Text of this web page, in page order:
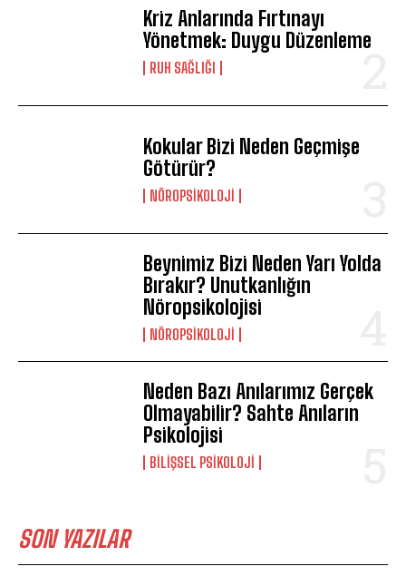
Kriz Anlarında Fırtınayı
Yönetmek: Duygu Düzenleme
⁠RUH SAĞLIĞI
Kokular Bizi Neden Geçmişe
Götürür?
NÖROPSIKOLOJI
Beynimiz Bizi Neden Yarı Yolda
Bırakır? Unutkanlığın
Nöropsikolojisi
NÖROPSIKOLOJI
Neden Bazı Anılarımız Gerçek
Olmayabilir? Sahte Anıların
Psikolojisi
BILIŞSEL PSIKOLOJI
SON YAZILAR